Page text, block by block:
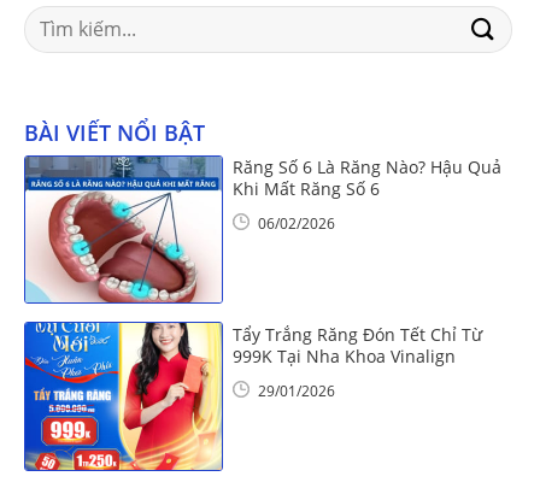
Search
for:
BÀI VIẾT NỔI BẬT
Răng Số 6 Là Răng Nào? Hậu Quả
Khi Mất Răng Số 6
06/02/2026
Tẩy Trắng Răng Đón Tết Chỉ Từ
999K Tại Nha Khoa Vinalign
29/01/2026